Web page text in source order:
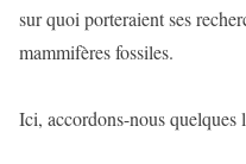
sur quoi porteraient ses
mammifères fossiles.
Ici, accordons-nous quelques